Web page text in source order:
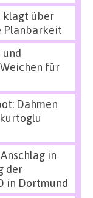
klagt über
Planbarkeit
und
für
Dahmen
Anschlag in
der
in Dortmund